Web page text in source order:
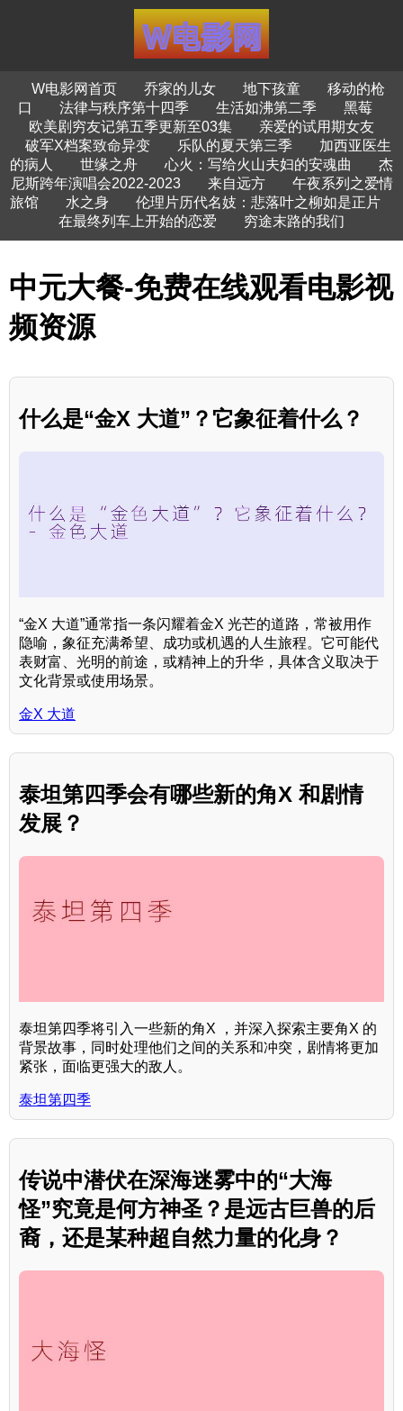
W电影网首页 乔家的儿女 地下孩童
移动的枪
口
法律与秩序第十四季 生活如沸第二季
黑莓
欧美剧穷友记第五季更新至03集
亲爱的试用期女友
破军X档案致命异变
乐队的夏天第三季
加西亚医生
的病人
世缘之舟 心火：写给火山夫妇的安魂曲
杰
尼斯跨年演唱会2022-2023
来自远方
午夜系列之爱情
旅馆
水之身
伦理片历代名妓：悲落叶之柳如是正片
在最终列车上开始的恋爱
穷途末路的我们
中元大餐-免费在线观看电影视
频资源
什么是“金X 大道”？它象征着什么？
“金X 大道”通常指一条闪耀着金X 光芒的道路，常被用作
隐喻，象征充满希望、成功或机遇的人生旅程。它可能代
表财富、光明的前途，或精神上的升华，具体含义取决于
文化背景或使用场景。
金X 大道
泰坦第四季会有哪些新的角X 和剧情
发展？
泰坦第四季将引入一些新的角X ，并深入探索主要角X 的
背景故事，同时处理他们之间的关系和冲突，剧情将更加
紧张，面临更强大的敌人。
泰坦第四季
传说中潜伏在深海迷雾中的“大海
怪”究竟是何方神圣？是远古巨兽的后
裔，还是某种超自然力量的化身？